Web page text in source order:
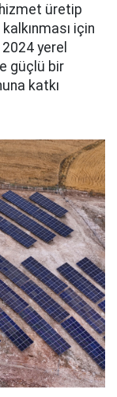
üretip
için
yerel
güçlü bir
katkı